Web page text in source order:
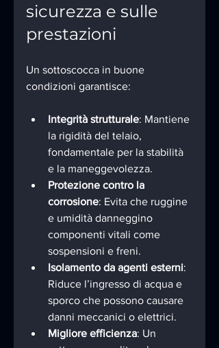
sicurezza e sulle
prestazioni
Un sottoscocca in buone
condizioni garantisce:
Integrità strutturale: Mantiene
la rigidità del telaio,
fondamentale per la stabilità
e la maneggevolezza.
Protezione contro la
corrosione: Evita che ruggine
e umidità danneggino
componenti vitali come
sospensioni e freni.
Isolamento da agenti esterni:
Riduce l’ingresso di acqua e
sporco che possono causare
danni meccanici o elettrici.
Migliore efficienza: Un